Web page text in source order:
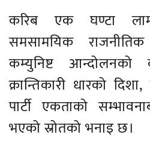
करिब एक घण्टा
समसामयिक
कम्युनिष्ट आन्दोलनको
क्रान्तिकारी धारको दिशा,
पार्टी एकताको
भएको स्रोतको भनाइ छ।